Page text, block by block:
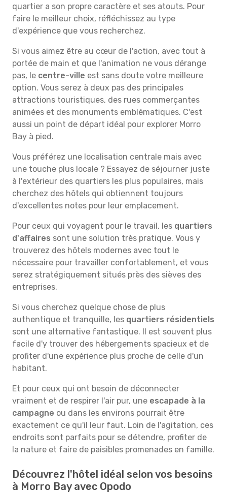
quartier a son propre caractère et ses atouts. Pour
faire le meilleur choix, réfléchissez au type
d'expérience que vous recherchez.
Si vous aimez être au cœur de l'action, avec tout à
portée de main et que l'animation ne vous dérange
pas, le centre-ville est sans doute votre meilleure
option. Vous serez à deux pas des principales
attractions touristiques, des rues commerçantes
animées et des monuments emblématiques. C'est
aussi un point de départ idéal pour explorer Morro
Bay à pied.
Vous préférez une localisation centrale mais avec
une touche plus locale ? Essayez de séjourner juste
à l'extérieur des quartiers les plus populaires, mais
cherchez des hôtels qui obtiennent toujours
d'excellentes notes pour leur emplacement.
Pour ceux qui voyagent pour le travail, les quartiers
d'affaires sont une solution très pratique. Vous y
trouverez des hôtels modernes avec tout le
nécessaire pour travailler confortablement, et vous
serez stratégiquement situés près des sièves des
entreprises.
Si vous cherchez quelque chose de plus
authentique et tranquille, les quartiers résidentiels
sont une alternative fantastique. Il est souvent plus
facile d'y trouver des hébergements spacieux et de
profiter d'une expérience plus proche de celle d'un
habitant.
Et pour ceux qui ont besoin de déconnecter
vraiment et de respirer l'air pur, une escapade à la
campagne ou dans les environs pourrait être
exactement ce qu'il leur faut. Loin de l'agitation, ces
endroits sont parfaits pour se détendre, profiter de
la nature et faire de paisibles promenades en famille.
Découvrez l'hôtel idéal selon vos besoins
à Morro Bay avec Opodo